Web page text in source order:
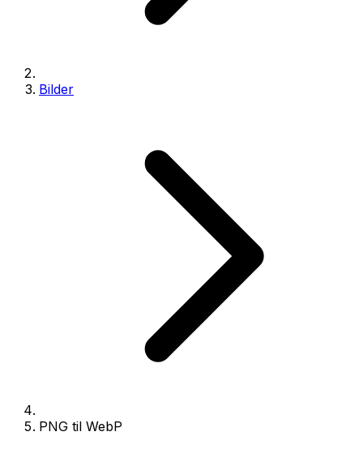
Bilder
PNG til WebP